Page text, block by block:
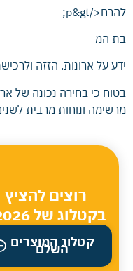
להרח</p&gt;
בת המ
ידע על ארונות. הזזה
בטוח כי בחירה נכונה של
מרשימה ונוחות מרבית
רוצים להציץ
בקטלוג של 2026?
קטלוג המוצרים
השלם